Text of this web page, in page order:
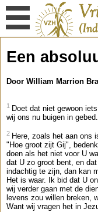
Een
Door William Marrion
1 Doet dat niet gewoon
wij ons nu buigen in gebed.
2 Here, zoals het aan ons
"Hoe groot zijt Gij",
doen als het niet voor U
dat U zo groot bent, en
indachtig te zijn, dan kan
Het is waar. Ik bid dat U
wij verder gaan met de
levens zou willen breken,
Want wij vragen het in